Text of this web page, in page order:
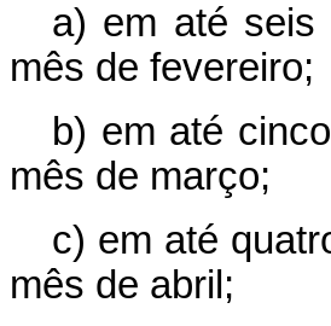
a) em até seis
mês de fevereiro;
b) em até
mês de março;
c) em até
mês de abril;